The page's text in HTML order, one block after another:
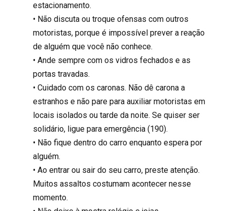
estacionamento.
• Não discuta ou troque ofensas com outros
motoristas, porque é impossível prever a reação
de alguém que você não conhece.
• Ande sempre com os vidros fechados e as
portas travadas.
• Cuidado com os caronas. Não dê carona a
estranhos e não pare para auxiliar motoristas em
locais isolados ou tarde da noite. Se quiser ser
solidário, ligue para emergência (190).
• Não fique dentro do carro enquanto espera por
alguém.
• Ao entrar ou sair do seu carro, preste atenção.
Muitos assaltos costumam acontecer nesse
momento.